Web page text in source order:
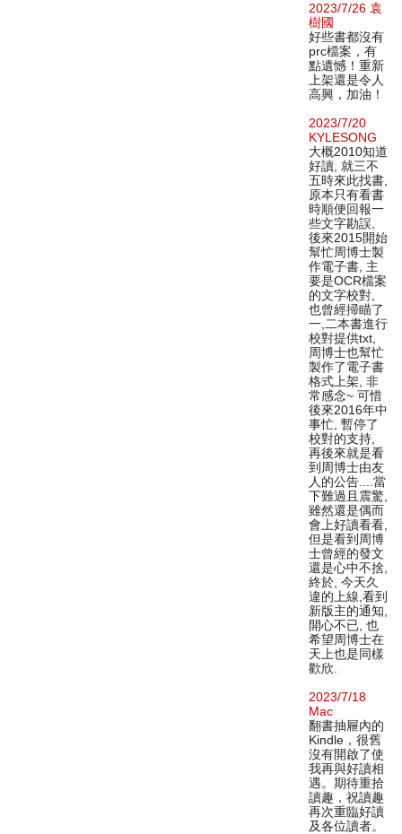
2023/7/26 袁
樹國
好些書都沒有
prc檔案，有
點遺憾！重新
上架還是令人
高興，加油！
2023/7/20
KYLESONG
大概2010知道
好讀, 就三不
五時來此找書,
原本只有看書
時順便回報一
些文字勘誤,
後來2015開始
幫忙周博士製
作電子書, 主
要是OCR檔案
的文字校對,
也曾經掃瞄了
一,二本書進行
校對提供txt,
周博士也幫忙
製作了電子書
格式上架, 非
常感念~ 可惜
後來2016年中
事忙, 暫停了
校對的支持,
再後來就是看
到周博士由友
人的公告....當
下難過且震驚,
雖然還是偶而
會上好讀看看,
但是看到周博
士曾經的發文
還是心中不捨,
終於, 今天久
違的上線,看到
新版主的通知,
開心不已, 也
希望周博士在
天上也是同樣
歡欣.
2023/7/18
Mac
翻書抽屜內的
Kindle，很舊
沒有開啟了使
我再與好讀相
遇。期待重拾
讀趣，祝讀趣
再次重臨好讀
及各位讀者。